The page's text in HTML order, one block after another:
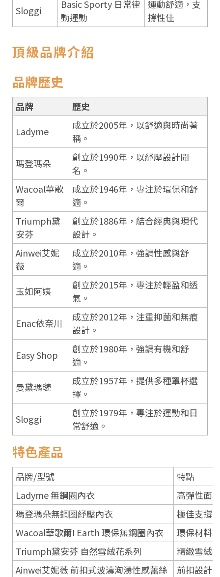
Sloggi
Basic Sporty 日常律
動運動
運動舒適，支
撐性佳
頂級品牌介紹
品牌歷史
品牌
歷史
Ladyme
成立於2005年，以舒適與時尚著
稱。
瑪登瑪朵
創立於1990年，以紓壓設計聞
名。
Wacoal華歌
爾
成立於1946年，專注於環保和舒
適。
Triumph黛
安芬
創立於1886年，結合經典與現代
設計。
Ainwei艾妮
薇
成立於2010年，強調性感與舒
適。
玉如阿姨
創立於2015年，專注於輕盈和透
氣。
Enac依奈川
成立於2012年，注重抑菌和無痕
設計。
Easy Shop
創立於1980年，強調有機和舒
適。
曼黛瑪璉
成立於1957年，提供多種罩杯選
擇。
Sloggi
創立於1979年，專注於運動和日
常舒適。
特色產品
品牌/型號
特點
Ladyme 無鋼圈內衣
高彈性面
瑪登瑪朵無鋼圈紓壓內衣
極佳支撐
Wacoal華歌爾I Earth 環保無鋼圈內衣
環保材料
Triumph黛安芬 自然雪絨花系列
精緻雪絨
Ainwei艾妮薇 前扣式波濤洶湧性感蕾絲
前扣設計